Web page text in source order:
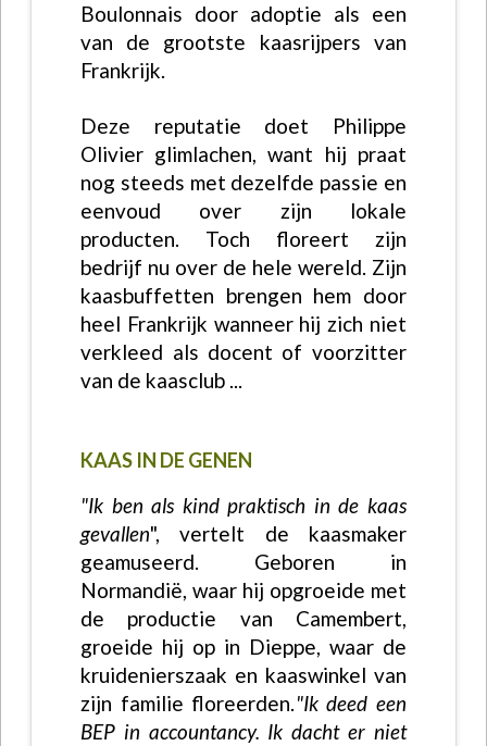
Boulonnais door adoptie als een
van de grootste kaasrijpers van
Frankrijk.
Deze reputatie doet Philippe
Olivier glimlachen, want hij praat
nog steeds met dezelfde passie en
eenvoud over zijn lokale
producten. Toch floreert zijn
bedrijf nu over de hele wereld. Zijn
kaasbuffetten brengen hem door
heel Frankrijk wanneer hij zich niet
verkleed als docent of voorzitter
van de kaasclub ...
KAAS IN DE GENEN
"Ik ben als kind praktisch in de kaas
gevallen", vertelt de kaasmaker
geamuseerd. Geboren in
Normandië, waar hij opgroeide met
de productie van Camembert,
groeide hij op in Dieppe, waar de
kruidenierszaak en kaaswinkel van
zijn familie floreerden."Ik deed een
BEP in accountancy. Ik dacht er niet